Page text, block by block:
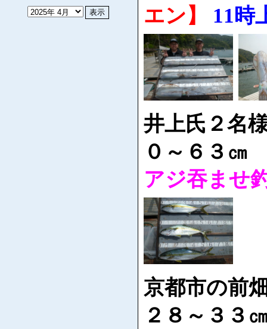
エン】 11時
井上氏２名
０～６３㎝
アジ吞ませ
京都市の前
２８～３